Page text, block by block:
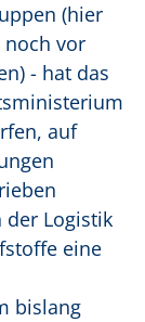
(hier
vor
- hat das
auf
der Logistik
eine
bislang